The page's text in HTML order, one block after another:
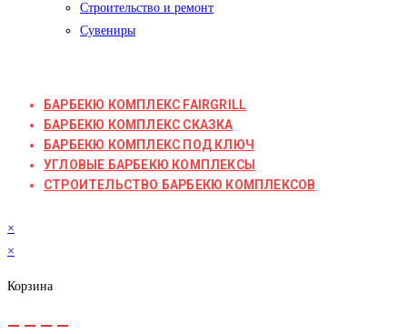
Строительство и ремонт
Сувениры
БАРБЕКЮ КОМПЛЕКС FAIRGRILL
БАРБЕКЮ КОМПЛЕКС СКАЗКА
БАРБЕКЮ КОМПЛЕКС ПОД КЛЮЧ
УГЛОВЫЕ БАРБЕКЮ КОМПЛЕКСЫ
СТРОИТЕЛЬСТВО БАРБЕКЮ КОМПЛЕКСОВ
×
×
Корзина